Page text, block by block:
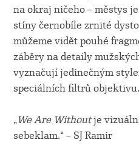
na okraj ničeho – městys
stíny černobíle zrnité
můžeme vidět pouhé
záběry na detaily
vyznačují jedinečným
speciálních filtrů objektivu.
„We Are Withoutje
sebeklam.“ – SJ Ramir